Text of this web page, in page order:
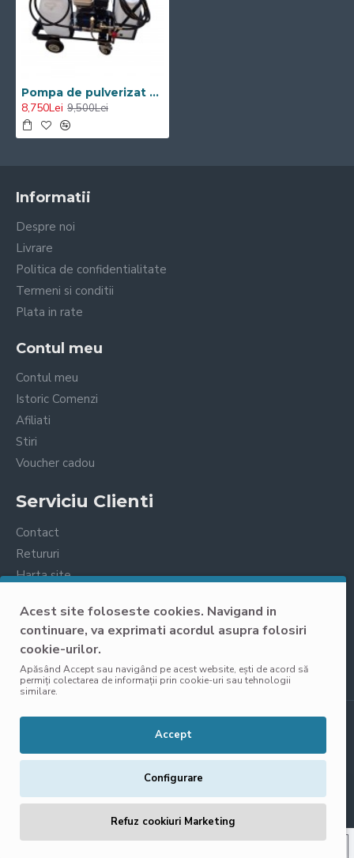
Acest site foloseste cookies. Navigand in
continuare, va exprimati acordul asupra folosiri
cookie-urilor.
Apăsând Accept sau navigând pe acest website, ești de acord să
permiți colectarea de informații prin cookie-uri sau tehnologii
similare.
Accept
Configurare
Refuz cookiuri Marketing
Pompa de pulverizat emulsie pentru asfalt Visoli
8,750Lei 9,500Lei
Informatii
Despre noi
Livrare
Politica de confidentialitate
Termeni si conditii
Plata in rate
Contul meu
Contul meu
Istoric Comenzi
Afiliati
Stiri
Voucher cadou
Serviciu Clienti
Contact
Retururi
Harta site